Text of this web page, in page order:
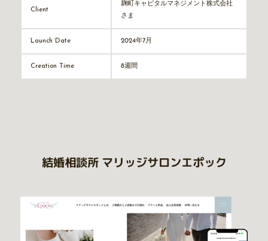
Client
麹町キャピタルマネジメント株式会社
さま
Launch Date 2024年7月
Creation Time 8週間
結婚相談所 マリッジサロンエポック